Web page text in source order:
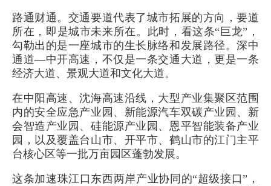
路通财通。交通要道代表了城市拓展的方向，要道
所在，即是城市未来所在。此时，看这条“巨龙”，
勾勒出的是一座城市的生长脉络和发展路径。深中
通道—中开高速，不仅是一条交通大道，更是一条
经济大道、景观大道和文化大道。
在中阳高速、沈海高速沿线，大型产业集聚区范围
内的安全应急产业园、新能源汽车双碳产业园、新
会智造产业园、硅能源产业园、恩平智能装备产业
园，以及覆盖台山市、开平市、鹤山市的江门主平
台核心区等一批万亩园区蓬勃发展。
这条加速珠江口东西两岸产业协同的“超级接口”，